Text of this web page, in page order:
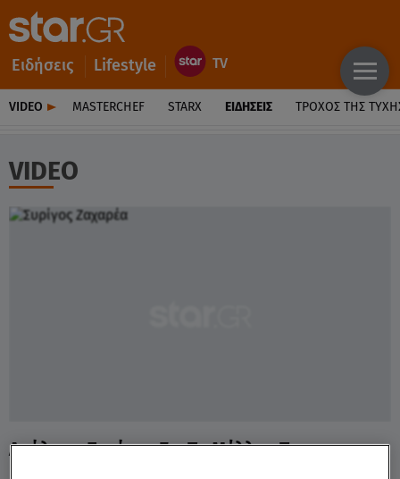
Ειδήσεις Lifestyle
VIDEO MASTERCHEF STARX ΕΙΔΉΣΕΙΣ ΤΡΟΧΌΣ ΤΗΣ
VIDEO
Ανάλυση Συρίγου Για Το Μέλλον Των